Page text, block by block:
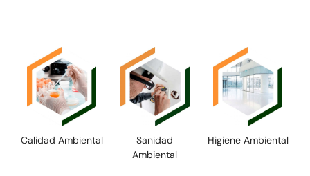
Sanidad
Ambiental
Calidad Ambiental Higiene Ambiental